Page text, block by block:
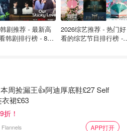
己的 就可以了，输入邮
剧推荐 - 最新高
韩剧排行榜 - 8月
2026综艺推荐 - 热门好
看的综艺节目排行榜 -
周捡漏王👍阿迪厚底鞋£27 Self
衣裙£63
折！
Flannels APP打开